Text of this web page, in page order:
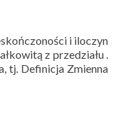
i iloczyn
z przedziału .
tj. Definicja Zmienna